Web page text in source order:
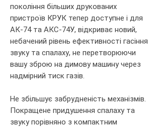
покоління більших друкованих
пристроїв КРУК тепер доступне і для
АК-74 та АКС-74У, відкриває новий,
небачений рівень ефективності гасіння
звуку та спалаху, не перетворюючи
вашу зброю на димову машину через
надмірний тиск газів.
Не збільшує забрудненість механізмів.
Покращене придушення спалаху та
звуку порівняно з компактним